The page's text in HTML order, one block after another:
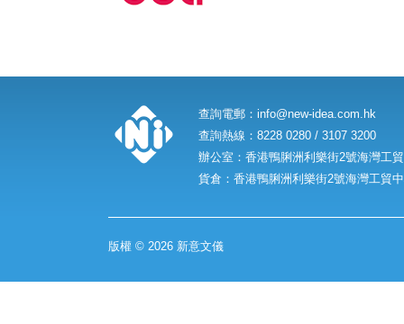
查詢電郵： info@new-idea.com.hk
查詢熱線：8228 0280 / 3107 3200
辦公室：香港鴨脷洲利樂街2號海灣工
貨倉：香港鴨脷洲利樂街2號海灣工貿
版權 © 2026 新意文儀